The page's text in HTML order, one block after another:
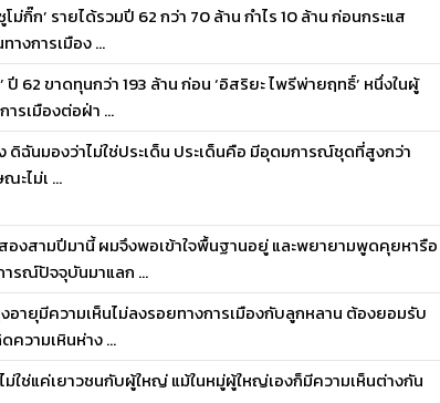
กิ๊ก’ รายได้รวมปี 62 กว่า 70 ล้าน กำไร 10 ล้าน ก่อนกระแส
างการเมือง ...
62 ขาดทุนกว่า 193 ล้าน ก่อน ‘อิสริยะ ไพรีพ่ายฤทธิ์’ หนึ่งในผู้
รเมืองต่อฝ่า ...
ดิฉันมองว่าไม่ใช่ประเด็น ประเด็นคือ มีอุดมการณ์ชุดที่สูงกว่า
ไม่เ ...
องสามปีมานี้ ผมจึงพอเข้าใจพื้นฐานอยู่ และพยายามพูดคุยหารือ
รณ์ปัจจุบันมาแลก ...
อายุมีความเห็นไม่ลงรอยทางการเมืองกับลูกหลาน ต้องยอมรับ
ความเหินห่าง ...
ม่ใช่แค่เยาวชนกับผู้ใหญ่ แม้ในหมู่ผู้ใหญ่เองก็มีความเห็นต่างกัน